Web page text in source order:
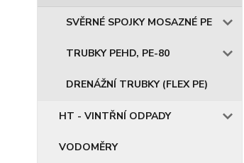
SVĚRNÉ SPOJKY MOSAZNÉ PE
TRUBKY PEHD, PE-80
DRENÁŽNÍ TRUBKY (FLEX PE)
HT - VINTŘNÍ ODPADY
VODOMĚRY